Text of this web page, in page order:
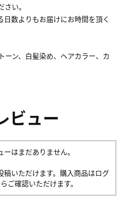
い。
数よりもお届けにお時間を頂く
ン、白髪染め、ヘアカラー、カ
ビュー
はまだありません。
稿いただけます。購入商品はログ
ご確認いただけます。